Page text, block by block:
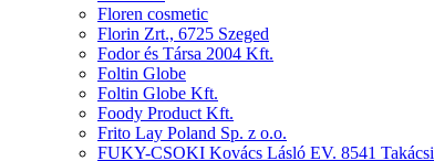
Floren cosmetic
Florin Zrt., 6725 Szeged
Fodor és Társa 2004 Kft.
Foltin Globe
Foltin Globe Kft.
Foody Product Kft.
Frito Lay Poland Sp. z o.o.
FUKY-CSOKI Kovács Lásló EV. 8541 Takácsi